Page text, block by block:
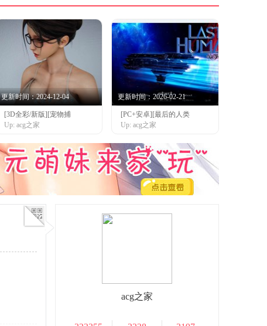
更新时间：2024-12-04
[3D全彩/新版][宠物捕
Up: acg之家
更新时间：2026-02-21
[PC+安卓][最后的人类
Up: acg之家
acg之家